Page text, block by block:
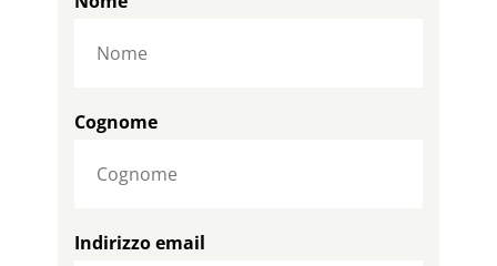
Cognome
Indirizzo email